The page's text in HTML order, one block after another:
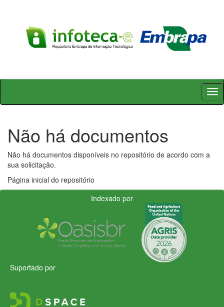
Skip
Não há documentos
Não há documentos disponíveis no repositório de acordo com a
sua solicitação.
Página inicial do repositório
Indexado por
Suportado por